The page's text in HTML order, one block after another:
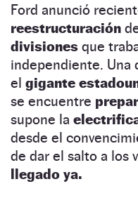
Ford anunció
reestructuración
divisiones que
independiente. Una
el gigante
se encuentre
supone la
desde el
de dar el salto a los
llegado ya.